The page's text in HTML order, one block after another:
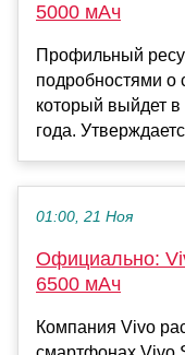
5000 мАч
Профильный
подробностями о
который выйдет
года.
01:00, 21 Ноя
Официально:
6500 мАч
Компания Vivo